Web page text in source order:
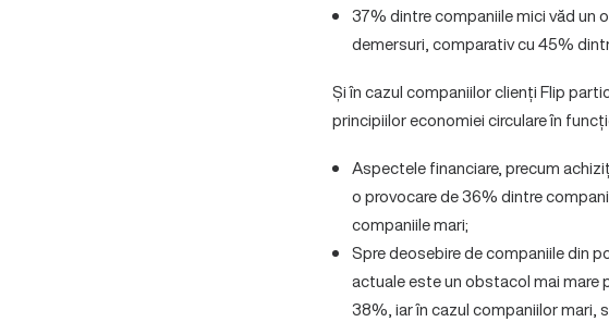
37% dintre companiile mici văd un
demersuri, comparativ cu 45%
Și în cazul companiilor clienți Flip
principiilor economiei circulare în
Aspectele financiare, precum
o provocare de 36% dintre
companiile mari;
Spre deosebire de companiile din
actuale este un obstacol mai mare
38%, iar în cazul companiilor mari,